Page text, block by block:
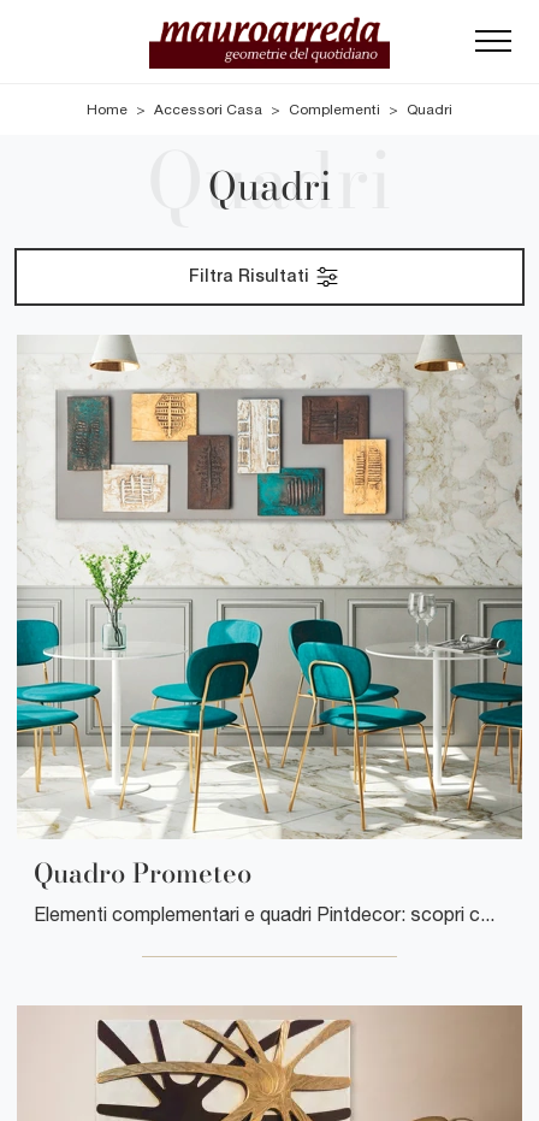
Home > Accessori Casa > Complementi > Quadri
Quadri
Filtra Risultati
Quadro Prometeo
Elementi complementari e quadri Pintdecor: scopri come completare i tuoi locali moderni con il modello Quadro Prometeo.